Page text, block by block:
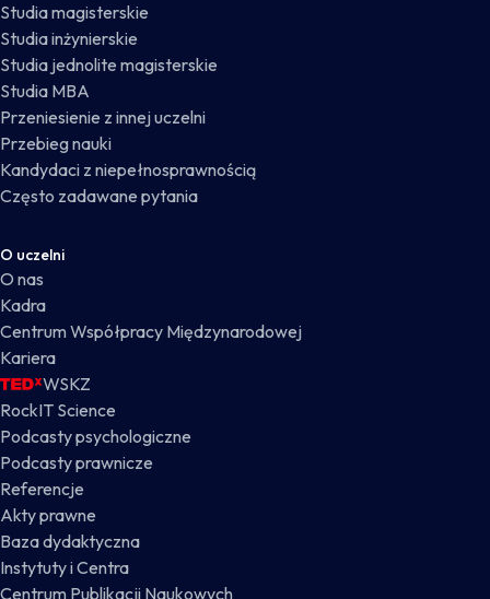
Studia magisterskie
Studia inżynierskie
Studia jednolite magisterskie
Studia MBA
Przeniesienie z innej uczelni
Przebieg nauki
Kandydaci z niepełnosprawnością
Często zadawane pytania
O uczelni
O nas
Kadra
Centrum Współpracy Międzynarodowej
Kariera
WSKZ
RockIT Science
Podcasty psychologiczne
Podcasty prawnicze
Referencje
Akty prawne
Baza dydaktyczna
Instytuty i Centra
Centrum Publikacji Naukowych